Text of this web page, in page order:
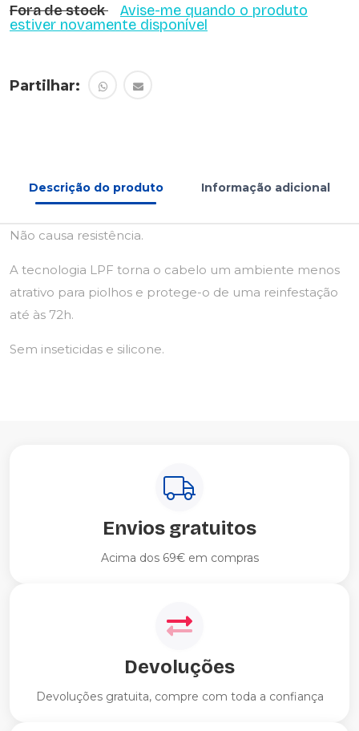
Fora de stock
Avise-me quando o produto
estiver novamente disponível
Partilhar:
Descrição do produto Informação adicional
Não causa resistência.
A tecnologia LPF torna o cabelo um ambiente menos
atrativo para piolhos e protege-o de uma reinfestação
até às 72h.
Sem inseticidas e silicone.
Envios gratuitos
Acima dos 69€ em compras
Devoluções
Devoluções gratuita, compre com toda a confiança